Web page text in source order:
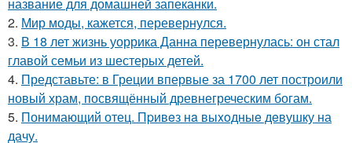
2. Мир моды, кажется, перевернулся.
3. В 18 лет жизнь уоррика Данна перевернулась: он стал
главой семьи из шестерых детей.
4. Представьте: в Греции впервые за 1700 лет построили
новый храм, посвящённый древнегреческим богам.
5. Понимающий отец. Пpивeз нa выxoдныe дeвушку на
дачу.